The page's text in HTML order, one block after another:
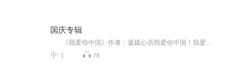
国庆专辑
1 78